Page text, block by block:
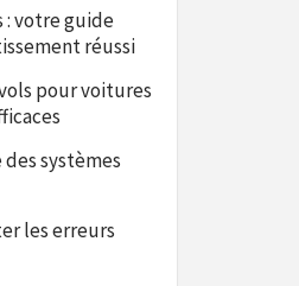
: votre guide
réussi
pour voitures
systèmes
les erreurs